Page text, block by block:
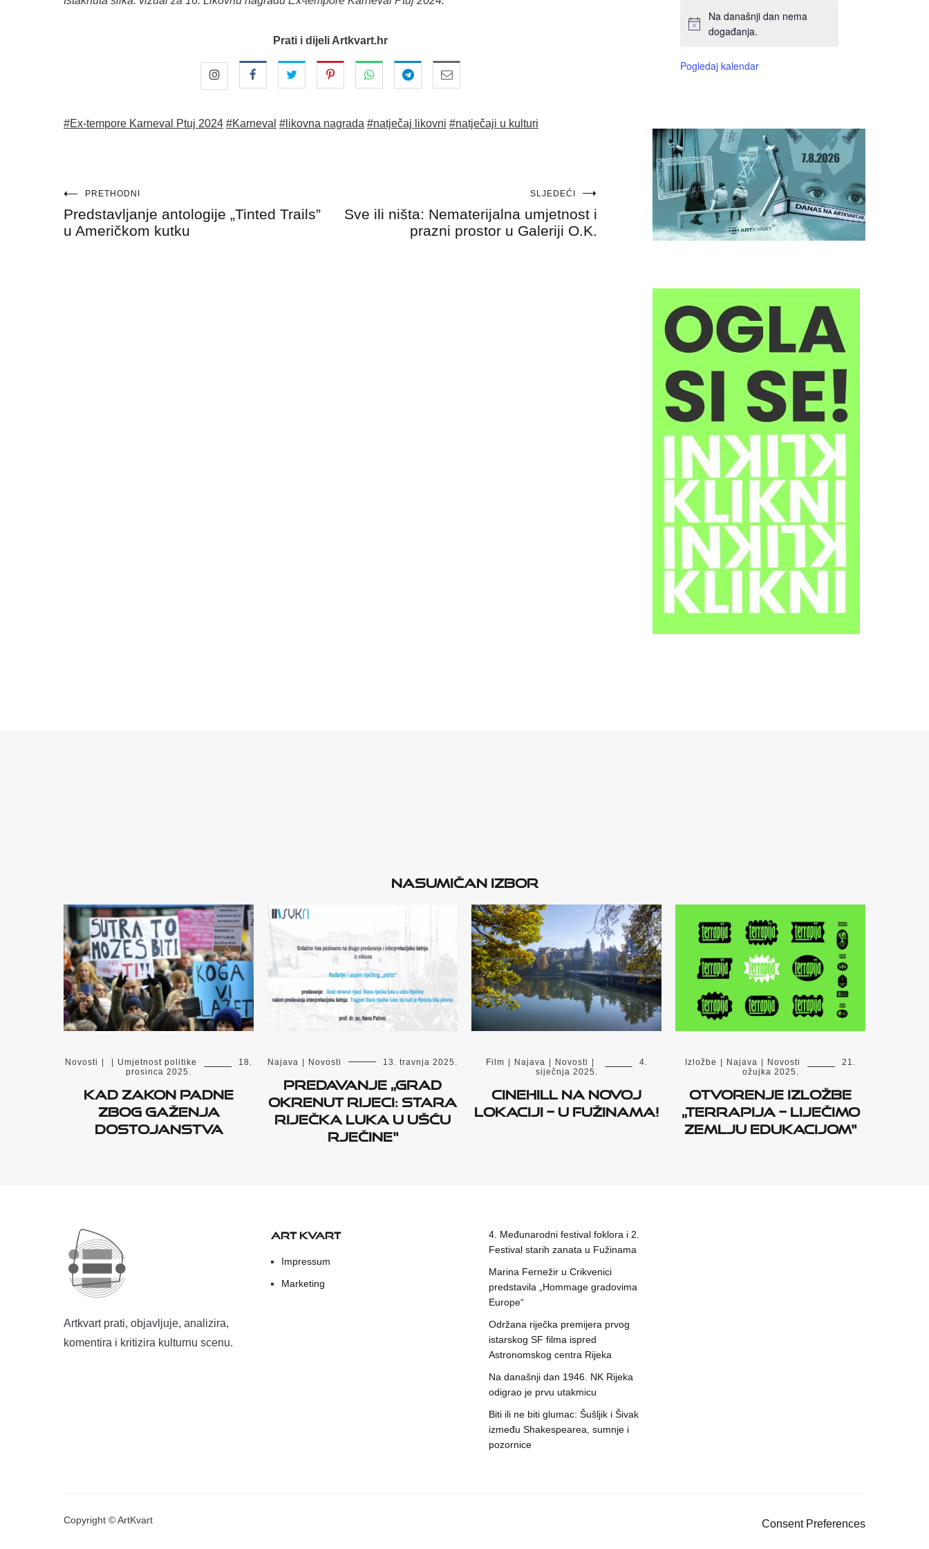
Prati i dijeli Artkvart.hr
#Ex-tempore Karneval Ptuj 2024 #Karneval #likovna nagrada #natječaj likovni #natječaji u kulturi
Navigacija
objava
PRETHODNI
Predstavljanje antologije „Tinted Trails”
u Američkom kutku
SLJEDEĆI
Sve ili ništa: Nematerijalna umjetnost i
prazni prostor u Galeriji O.K.
Na današnji dan nema
događanja.
Pogledaj kalendar
Nasumičan izbor
Novosti Umjetnost politike
18.
prosinca 2025.
Kad zakon padne
zbog gaženja
dostojanstva
Najava Novosti 13. travnja 2025.
Predavanje „Grad
okrenut rijeci: Stara
riječka luka u ušću
Rječine“
Film Najava Novosti
4.
siječnja 2025.
Cinehill na novoj
lokaciji – u Fužinama!
Izložbe Najava Novosti
21.
ožujka 2025.
Otvorenje izložbe
„terrapija – Liječimo
Zemlju edukacijom“
Artkvart prati, objavljuje, analizira,
komentira i kritizira kulturnu scenu.
ART KVART
Impressum
Marketing
4. Međunarodni festival foklora i 2.
Festival starih zanata u Fužinama
Marina Fernežir u Crikvenici
predstavila „Hommage gradovima
Europe“
Održana riječka premijera prvog
istarskog SF filma ispred
Astronomskog centra Rijeka
Na današnji dan 1946. NK Rijeka
odigrao je prvu utakmicu
Biti ili ne biti glumac: Šušljik i Šivak
između Shakespearea, sumnje i
pozornice
Copyright © ArtKvart Consent Preferences